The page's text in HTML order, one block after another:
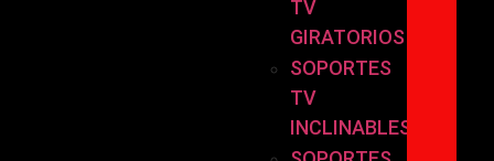
TV
GIRATORIOS
SOPORTES
TV
INCLINABLES